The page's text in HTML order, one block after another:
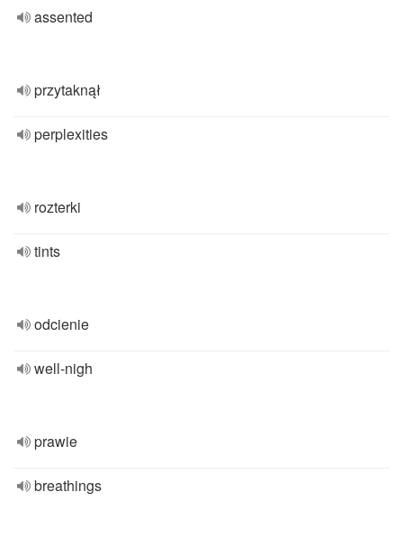
assented
przytaknął
perplexities
rozterki
tints
odcienie
well-nigh
prawie
breathings